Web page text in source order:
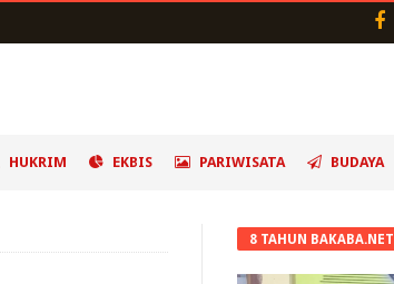
HUKRIM EKBIS PARIWISATA BUDAYA
8 TAHUN BAKABA.NET